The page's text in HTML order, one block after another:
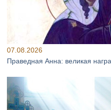
07.08.2026
Праведная Анна: великая